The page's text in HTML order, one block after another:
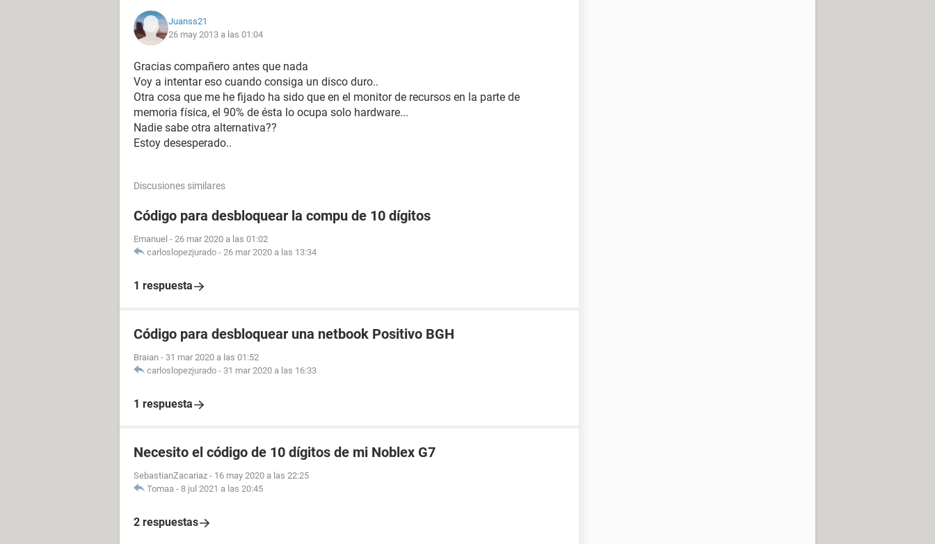
Juanss21
26 may 2013 a las 01:04
Gracias compañero antes que nada
Voy a intentar eso cuando consiga un disco duro..
Otra cosa que me he fijado ha sido que en el monitor de recursos en la parte de
memoria física, el 90% de ésta lo ocupa solo hardware...
Nadie sabe otra alternativa??
Estoy desesperado..
Discusiones similares
Código para desbloquear la compu de 10 dígitos
Emanuel - 26 mar 2020 a las 01:02
carloslopezjurado - 26 mar 2020 a las 13:34
1 respuesta
Código para desbloquear una netbook Positivo BGH
Braian - 31 mar 2020 a las 01:52
carloslopezjurado - 31 mar 2020 a las 16:33
1 respuesta
Necesito el código de 10 dígitos de mi Noblex G7
SebastianZacariaz - 16 may 2020 a las 22:25
Tomaa - 8 jul 2021 a las 20:45
2 respuestas